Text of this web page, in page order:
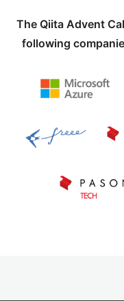
The Qiita Advent
following